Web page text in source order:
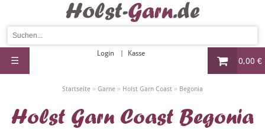
0,00 €
Login Kasse
☰
Startseite » Garne » Holst Garn Coast » Begonia
Holst Garn Coast Begonia